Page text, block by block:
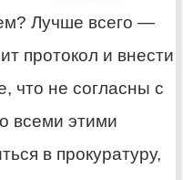
Лучше всего —
протокол и внести
что не согласны с
всеми этими
в прокуратуру,